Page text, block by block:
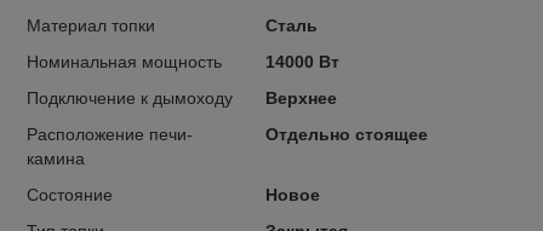
Материал топки
Сталь
Номинальная мощность
14000 Вт
Подключение к дымоходу
Верхнее
Расположение печи-
камина
Отдельно стоящее
Состояние
Новое